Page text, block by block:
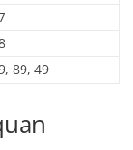
89, 49